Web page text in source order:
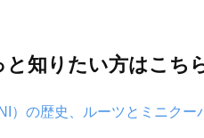
と知りたい方はこち
）の歴史、ルーツとミニクー